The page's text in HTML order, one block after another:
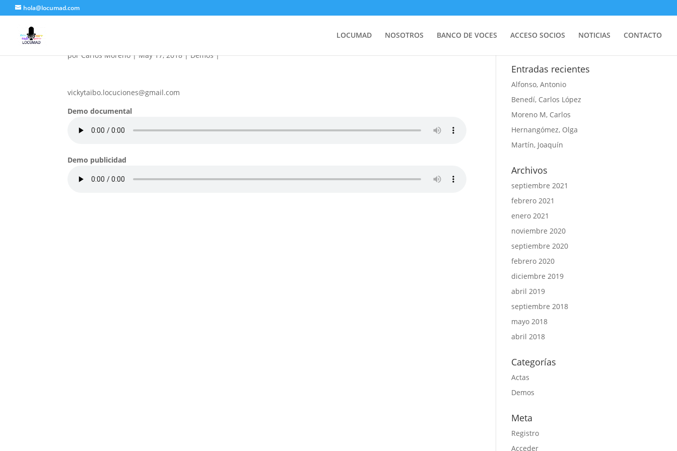
hola@locumad.com
LOCUMAD NOSOTROS BANCO DE VOCES ACCESO SOCIOS NOTICIAS CONTACTO
porCarlos Moreno|May 17, 2018|Demos|
vickytaibo.locuciones@gmail.com
Demo documental
Demo publicidad
Entradas recientes
Alfonso, Antonio
Benedí, Carlos López
Moreno M, Carlos
Hernangómez, Olga
Martín, Joaquín
Archivos
septiembre 2021
febrero 2021
enero 2021
noviembre 2020
septiembre 2020
febrero 2020
diciembre 2019
abril 2019
septiembre 2018
mayo 2018
abril 2018
Categorías
Actas
Demos
Meta
Registro
Acceder